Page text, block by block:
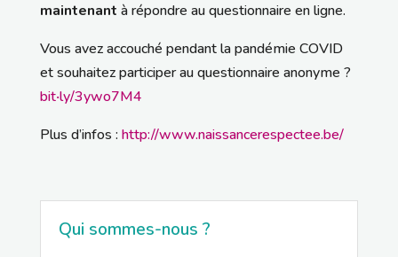
maintenant à répondre au questionnaire en ligne.
Vous avez accouché pendant la pandémie COVID
et souhaitez participer au questionnaire anonyme ?
bit‧ly/3ywo7M4
Plus d’infos : http://www.naissancerespectee.be/
Qui sommes-nous ?